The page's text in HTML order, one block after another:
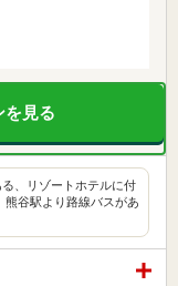
を見る
、リゾートホテルに付
谷駅より路線バスがあ